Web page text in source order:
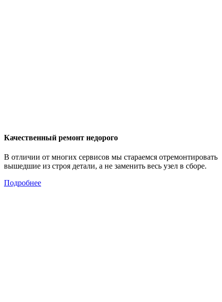
Качественный ремонт недорого
В отличии от многих сервисов мы стараемся отремонтировать
вышедшие из строя детали, а не заменить весь узел в сборе.
Подробнее